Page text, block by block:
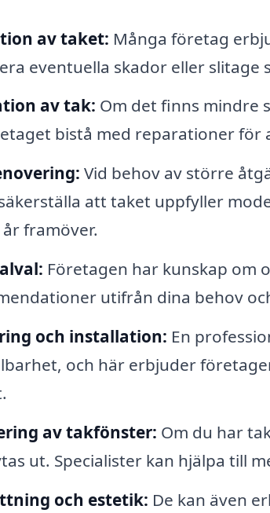
av taket: Många företag
eventuella skador eller slitage
av tak: Om det finns mindre
bistå med reparationer för
Vid behov av större
att taket uppfyller
framöver.
Företagen har kunskap om
utifrån dina behov
och installation: En
och här erbjuder
av takfönster: Om du har
ut. Specialister kan hjälpa till
och estetik: De kan även